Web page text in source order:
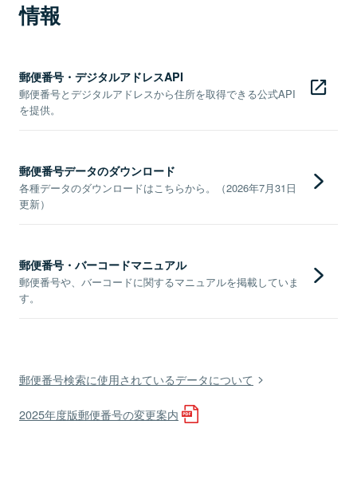
情報
郵便番号・デジタルアドレスAPI
郵便番号とデジタルアドレスから住所を取得できる公式API
を提供。
郵便番号データのダウンロード
各種データのダウンロードはこちらから。（2026年7月31日
更新）
郵便番号・バーコードマニュアル
郵便番号や、バーコードに関するマニュアルを掲載していま
す。
郵便番号検索に使用されているデータについて
2025年度版郵便番号の変更案内